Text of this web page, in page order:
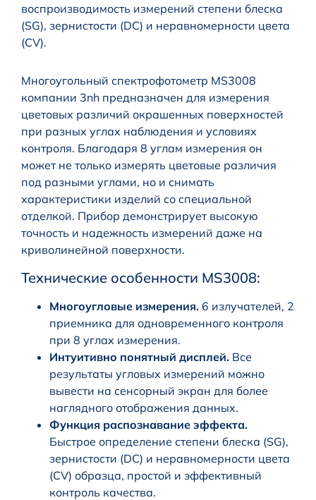
воспроизводимость измерений степени блеска
(SG), зернистости (DC) и неравномерности цвета
(CV).
Многоугольный спектрофотометр MS3008
компании 3nh предназначен для измерения
цветовых различий окрашенных поверхностей
при разных углах наблюдения и условиях
контроля. Благодаря 8 углам измерения он
может не только измерять цветовые различия
под разными углами, но и снимать
характеристики изделий со специальной
отделкой. Прибор демонстрирует высокую
точность и надежность измерений даже на
криволинейной поверхности.
Технические особенности MS3008:
Многоугловые измерения. 6 излучателей, 2
приемника для одновременного контроля
при 8 углах измерения.
Интуитивно понятный дисплей. Все
результаты угловых измерений можно
вывести на сенсорный экран для более
наглядного отображения данных.
Функция распознавание эффекта.
Быстрое определение степени блеска (SG),
зернистости (DC) и неравномерности цвета
(CV) образца, простой и эффективный
контроль качества.